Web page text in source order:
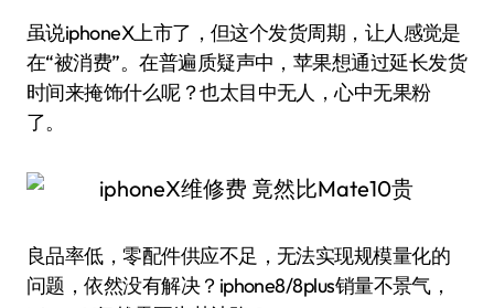
虽说iphoneX上市了，但这个发货周期，让人感觉是
在“被消费”。在普遍质疑声中，苹果想通过延长发货
时间来掩饰什么呢？也太目中无人，心中无果粉
了。
良品率低，零配件供应不足，无法实现规模量化的
问题，依然没有解决？iphone8/8plus销量不景气，